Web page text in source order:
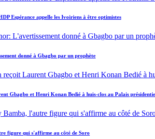
Espérance appelle les Ivoiriens à être optimistes
donné à Gbagbo par un prophète
Gbagbo et Henri Konan Bedié à huis-clos au Palais
figure qui s'affirme au côté de Soro